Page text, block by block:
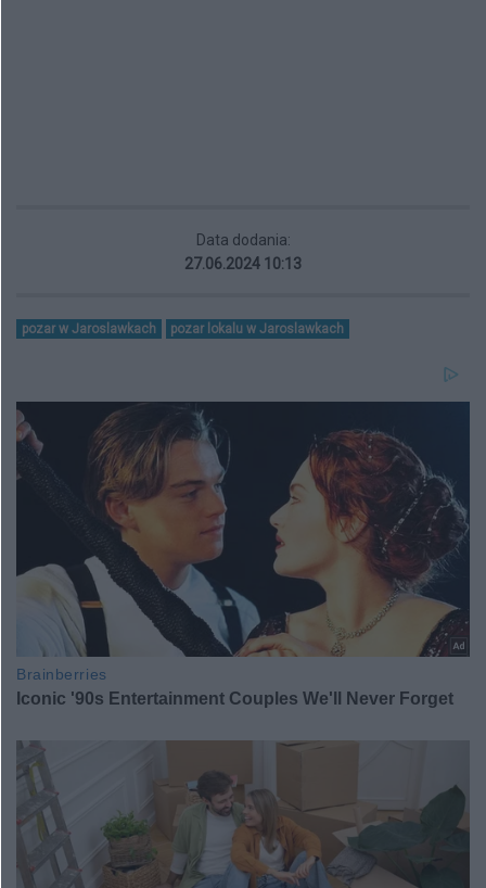
Data dodania:
27.06.2024 10:13
pozar w Jaroslawkach pozar lokalu w Jaroslawkach